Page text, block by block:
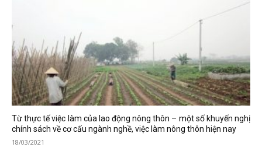
Từ thực tế việc làm của lao động nông thôn – một số khuyến nghị
chính sách về cơ cấu ngành nghề, việc làm nông thôn hiện nay
18/03/2021